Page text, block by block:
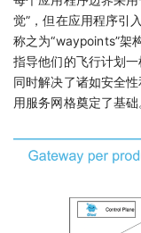
觉”，但在应用程序引
称之为“waypoints”架
指导他们的飞行计划
同时解决了诸如安全
用服务网格奠定了基础